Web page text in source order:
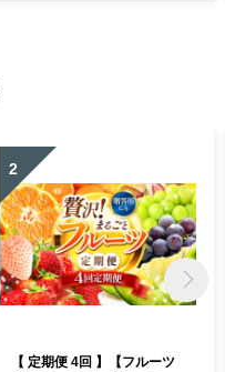
2
【 定期便 4回 】【フルーツ